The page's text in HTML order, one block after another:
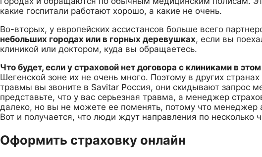
какие госпитали работают хорошо, а какие не очень.
Во-вторых, у европейских ассистансов больше всего
небольших городах или в горных деревушках, если вы
клиникой или доктором, куда вы обращаетесь.
Что будет, если у страховой нет договора с клиниками в
Шегенской зоне их не очень много. Поэтому в других
травмы вы звоните в Savitar Россия, они скидывают запрос
представьте, что у вас серьезная травма, а менеджер
далеко, но вы не можете ее поменять, потому что менеджер
Вот и получается, что люди ждут направления по несколько
Оформить страховку онлайн